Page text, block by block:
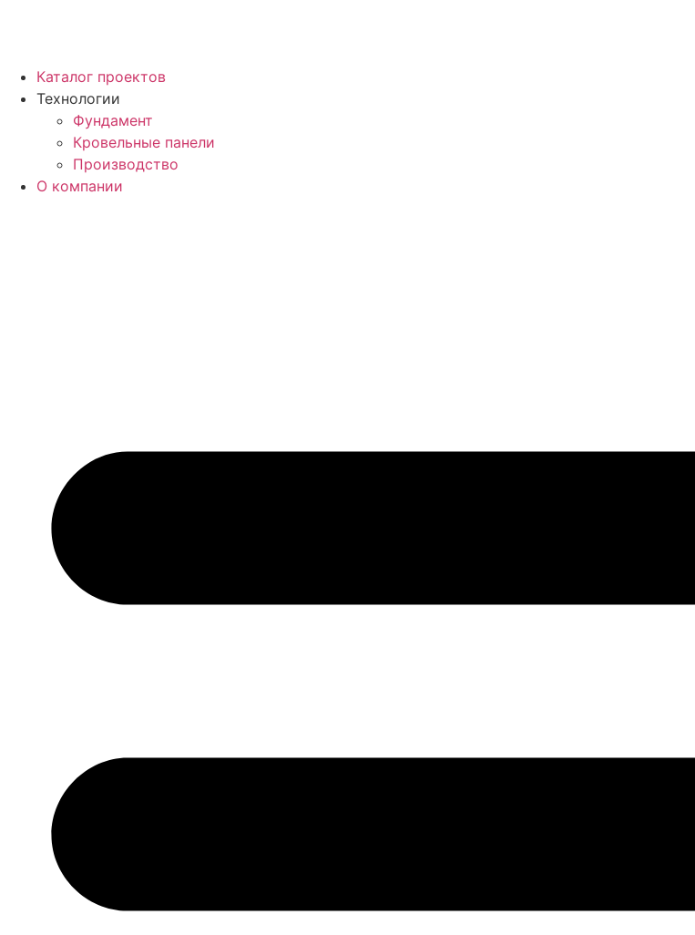
Каталог проектов
Технологии
Фундамент
Кровельные панели
Производство
О компании